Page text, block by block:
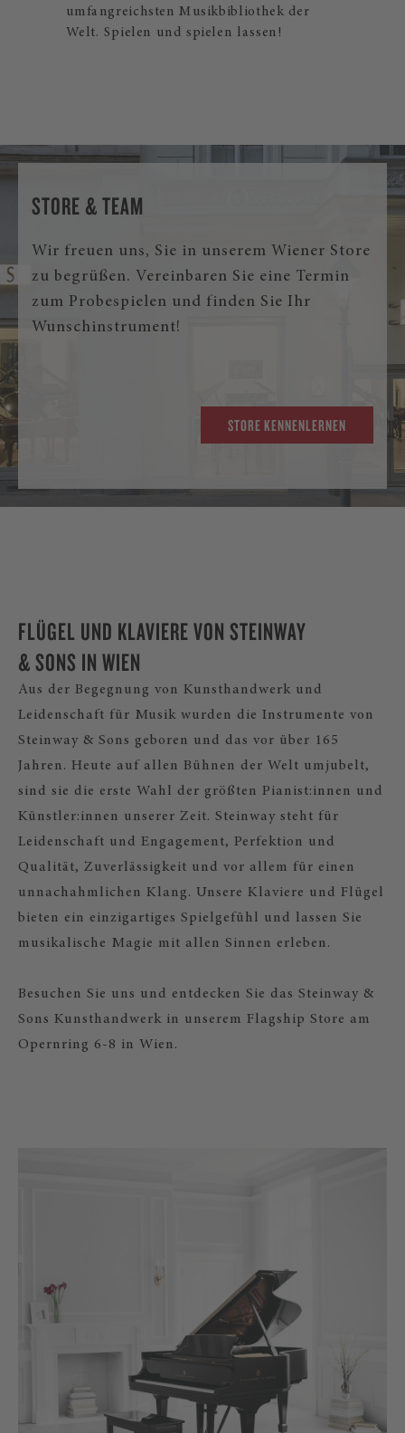
und ambitionierte Hobbymusiker:innen.
Auch als Steinway Spirio | r und Spirio
STORE & TEAM
Wir freuen uns, Sie in unserem Wiener Store
zu begrüßen. Vereinbaren Sie eine Termin
zum Probespielen und finden Sie Ihr
Wunschinstrument!
STORE KENNENLERNEN
FLÜGEL UND KLAVIERE VON STEINWAY
& SONS IN WIEN
Aus der Begegnung von Kunsthandwerk und
Leidenschaft für Musik wurden die Instrumente von
Steinway & Sons geboren und das vor über 165
Jahren. Heute auf allen Bühnen der Welt umjubelt,
sind sie die erste Wahl der größten Pianist:innen und
Künstler:innen unserer Zeit. Steinway steht für
Leidenschaft und Engagement, Perfektion und
Qualität, Zuverlässigkeit und vor allem für einen
unnachahmlichen Klang. Unsere Klaviere und Flügel
bieten ein einzigartiges Spielgefühl und lassen Sie
musikalische Magie mit allen Sinnen erleben.
Besuchen Sie uns und entdecken Sie das Steinway &
Sons Kunsthandwerk in unserem Flagship Store am
Opernring 6-8 in Wien.